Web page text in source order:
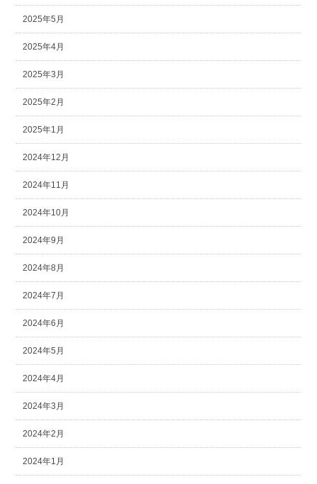
2025年5月
2025年4月
2025年3月
2025年2月
2025年1月
2024年12月
2024年11月
2024年10月
2024年9月
2024年8月
2024年7月
2024年6月
2024年5月
2024年4月
2024年3月
2024年2月
2024年1月